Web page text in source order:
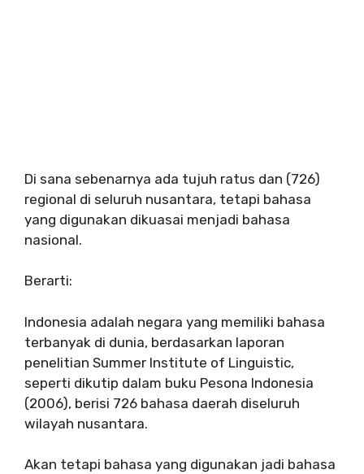
Di sana sebenarnya ada tujuh ratus dan (726)
regional di seluruh nusantara, tetapi bahasa
yang digunakan dikuasai menjadi bahasa
nasional.
Berarti:
Indonesia adalah negara yang memiliki bahasa
terbanyak di dunia, berdasarkan laporan
penelitian Summer Institute of Linguistic,
seperti dikutip dalam buku Pesona Indonesia
(2006), berisi 726 bahasa daerah diseluruh
wilayah nusantara.
Akan tetapi bahasa yang digunakan jadi bahasa